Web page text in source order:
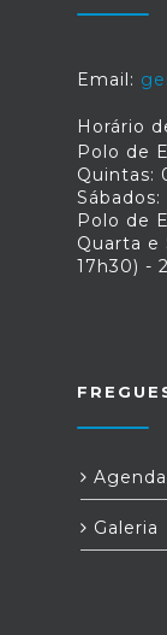
Email:
Horário
Polo de
Quintas:
Sábados:
Polo de
Quarta e
17h30) -
Galeria